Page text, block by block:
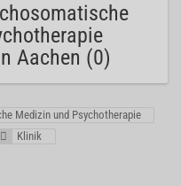
Aachen (0)
Medizin und Psychotherapie
Klinik